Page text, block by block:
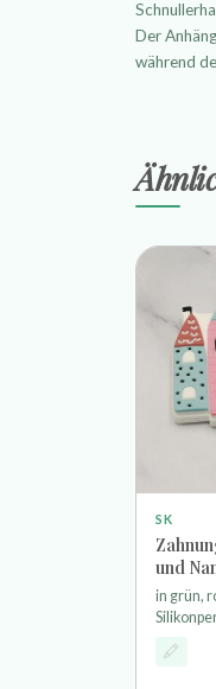
Der
während
SK
und
in grün,
und